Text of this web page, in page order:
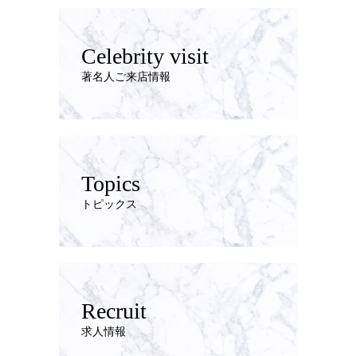
Celebrity visit
著名人ご来店情報
Topics
トピックス
Recruit
求人情報